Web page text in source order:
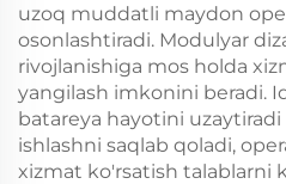
uzoq muddatli maydon
osonlashtiradi. Modulyar
rivojlanishiga mos holda
yangilash imkonini beradi.
batareya hayotini
ishlashni saqlab qoladi,
xizmat ko'rsatish talablarni